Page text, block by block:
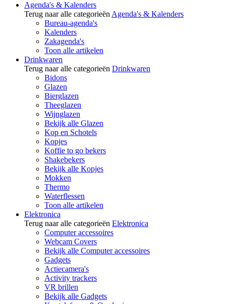
Agenda's & Kalenders
Terug naar alle categorieën Agenda's & Kalenders
Bureau-agenda's
Kalenders
Zakagenda's
Toon alle artikelen
Drinkwaren
Terug naar alle categorieën Drinkwaren
Bidons
Glazen
Bierglazen
Theeglazen
Wijnglazen
Bekijk alle Glazen
Kop en Schotels
Kopjes
Koffie to go bekers
Shakebekers
Bekijk alle Kopjes
Mokken
Thermo
Waterflessen
Toon alle artikelen
Elektronica
Terug naar alle categorieën Elektronica
Computer accessoires
Webcam Covers
Bekijk alle Computer accessoires
Gadgets
Actiecamera's
Activity trackers
VR brillen
Bekijk alle Gadgets